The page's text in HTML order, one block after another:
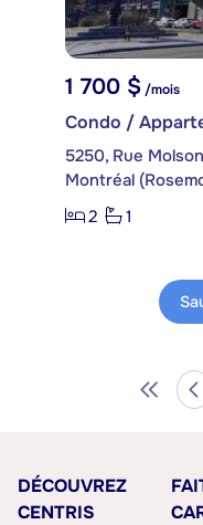
1 700 $/mois
Condo /
5250, Rue
Montréal
2
1
DÉCOUVREZ
CENTRIS